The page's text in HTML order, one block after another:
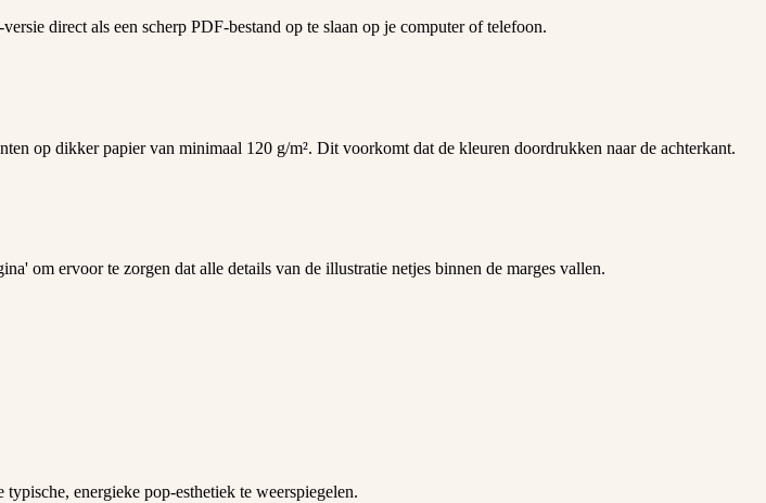
direct als een scherp PDF-bestand op te slaan op je computer of telefoon.
op dikker papier van minimaal 120 g/m². Dit voorkomt dat de kleuren doordrukken naar de achterkant.
om ervoor te zorgen dat alle details van de illustratie netjes binnen de marges vallen.
energieke pop-esthetiek te weerspiegelen.